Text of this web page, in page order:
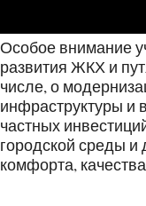
Особое внимание
развития ЖКХ и
числе, о
инфраструктуры и
частных
городской среды
комфорта,